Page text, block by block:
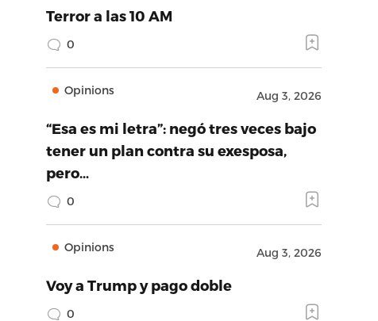
Terror a las 10 AM
0
Opinions Aug 3, 2026
“Esa es mi letra”: negó tres veces bajo
tener un plan contra su exesposa,
pero…
0
Opinions Aug 3, 2026
Voy a Trump y pago doble
0